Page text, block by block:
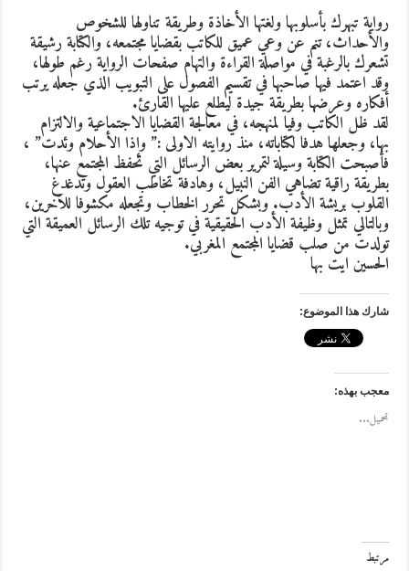
رواية تبهرك بأسلوبها ولغتها الأخاذة وطريقة تناولها للشخوص
والأحداث، تنم عن وعي عميق للكاتب بقضايا مجتمعه، والكتابة رشيقة
تشعرك بالرغبة في مواصلة القراءة والتهام صفحات الرواية رغم طولها،
وقد اعتمد فيها صاحبها في تقسيم الفصول على التبويب الذي جعله يرتب
أفكاره وعرضها بطريقة جيدة ليطلع عليها القارئ.
لقد ظل الكاتب وفيا لمنهجه، في معالجة القضايا الاجتماعية والالتزام
بها، وجعلها هدفا لكتاباته، منذ روايته الاولى :” وإذا الأحلام وئدت” ،
فأصبحت الكتابة وسيلة لتمرير بعض الرسائل التي تحفظ المجتمع عنها،
بطريقة راقية تضاهي الفن النبيل، وهادفة تخاطب العقول وتدغدغ
القلوب بريشة الأدب. وبشكل تحرر الخطاب وتجعله مكشوفا للٱخرين،
وبالتالي تمثل وظيفة الأدب الحقيقية في توجيه تلك الرسائل العميقة التي
تولدت من صلب قضايا المجتمع المغربي.
الحسين ايت بها
شارك هذا الموضوع:
معجب بهذه:
تحميل...
مرتبط